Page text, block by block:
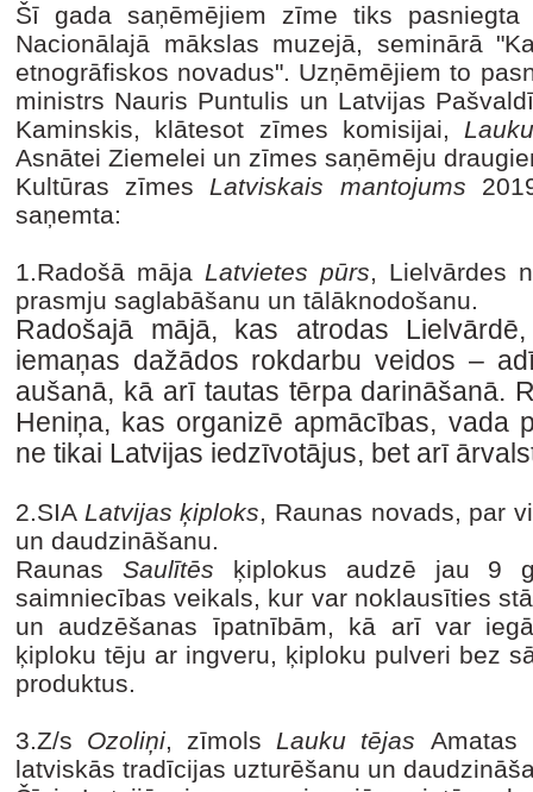
Šī gada saņēmējiem zīme tiks
Nacionālajā mākslas muzejā, seminārā
etnogrāfiskos novadus". Uzņēmējiem to
ministrs Nauris Puntulis un Latvijas
Kaminskis, klātesot zīmes komisijai,
Asnātei Ziemelei un zīmes saņēmēju
Kultūras zīmes Latviskais mantojums
saņemta:
1.Radošā māja Latvietes pūrs, Lielvārdes
prasmju saglabāšanu un tālāknodošanu.
Radošajā mājā, kas atrodas
iemaņas dažādos rokdarbu veidos –
aušanā, kā arī tautas tērpa darināšanā.
Heniņa, kas organizē apmācības, vada
ne tikai Latvijas iedzīvotājus, bet arī
2.SIA Latvijas ķiploks, Raunas novads, par
un daudzināšanu.
Raunas Saulītēs ķiplokus audzē jau 9
saimniecības veikals, kur var noklausīties
un audzēšanas īpatnībām, kā arī var
ķiploku tēju ar ingveru, ķiploku pulveri bez
produktus.
3.Z/s Ozoliņi, zīmols Lauku tējas Amatas
latviskās tradīcijas uzturēšanu un